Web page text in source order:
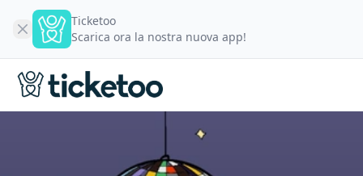
Ticketoo
Scarica ora la nostra nuova app!